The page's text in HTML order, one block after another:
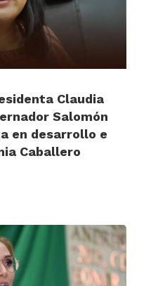
Claudia
Salomón
en desarrollo e
Caballero